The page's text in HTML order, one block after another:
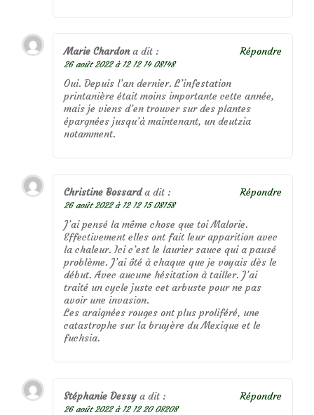
Marie Chardon a dit :
26 août 2022 à 12 12 14 08148
Oui. Depuis l’an dernier. L’infestation
printanière était moins importante cette année,
mais je viens d’en trouver sur des plantes
épargnées jusqu’à maintenant, un deutzia
notamment.
Répondre
Christine Bossard a dit :
26 août 2022 à 12 12 15 08158
J’ai pensé la même chose que toi Malorie.
Effectivement elles ont fait leur apparition avec
la chaleur. Ici c’est le laurier sauce qui a pausé
problème. J’ai ôté à chaque que je voyais dès le
début. Avec aucune hésitation à tailler. J’ai
traité un cycle juste cet arbuste pour ne pas
avoir une invasion.
Les araignées rouges ont plus proliféré, une
catastrophe sur la bruyère du Mexique et le
fuchsia.
Répondre
Stéphanie Dessy a dit :
26 août 2022 à 12 12 20 08208
Répondre